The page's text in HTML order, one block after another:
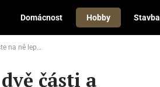
Domácnost Hobby Stavba
obdivu každé návštěvy
části a